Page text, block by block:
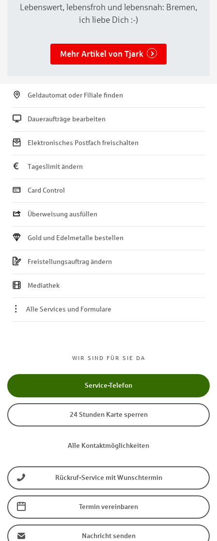
Lebenswert, lebensfroh und lebensnah: Bremen,
ich liebe Dich :-)
Mehr Artikel von Tjark
WIR SIND FÜR SIE DA
Service-Telefon
24 Stunden Karte sperren
Alle Kontaktmöglichkeiten
Rückruf-Service mit Wunschtermin
Termin vereinbaren
Nachricht senden
Geldautomat oder Filiale finden
Daueraufträge bearbeiten
Elektronisches Postfach freischalten
Tageslimit ändern
Card Control
Überweisung ausfüllen
Gold und Edelmetalle bestellen
Freistellungsauftrag ändern
Mediathek
Alle Services und Formulare